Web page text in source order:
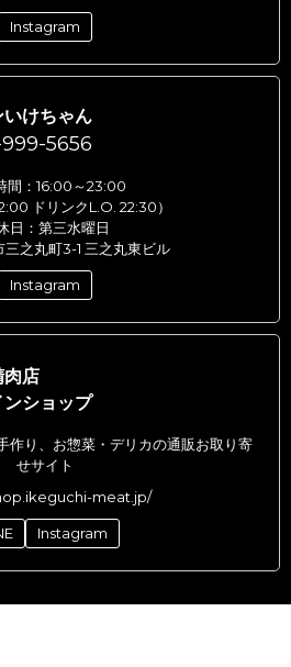
Instagram
けちゃん
5656
間：16:00～23:00
ドリンクL.O. 22:30）
日：第三水曜日
三之丸町3-1 三之丸東ビル
Instagram
肉店
ショップ
作り、お惣菜・デリカの通販お取り寄
せサイト
meat.jp/
Instagram